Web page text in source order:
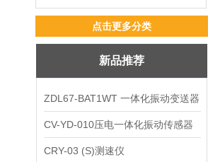
点击更多分类
新品推荐
ZDL67-BAT1WT 一体化振动变送器
CV-YD-010压电一体化振动传感器
CRY-03 (S)测速仪